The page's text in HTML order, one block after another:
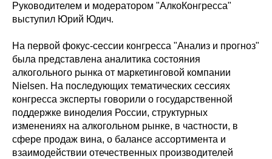
Руководителем и модератором "АлкоКонгресса"
выступил Юрий Юдич.
На первой фокус-сессии конгресса "Анализ и прогноз"
была представлена аналитика состояния
алкогольного рынка от маркетинговой компании
Nielsen. На последующих тематических сессиях
конгресса эксперты говорили о государственной
поддержке виноделия России, структурных
изменениях на алкогольном рынке, в частности, в
сфере продаж вина, о балансе ассортимента и
взаимодействии отечественных производителей